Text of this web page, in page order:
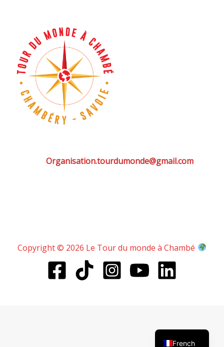
Organisation.tourdumonde@gmail.com
Copyright © 2026 Le Tour du monde à Chambé
French